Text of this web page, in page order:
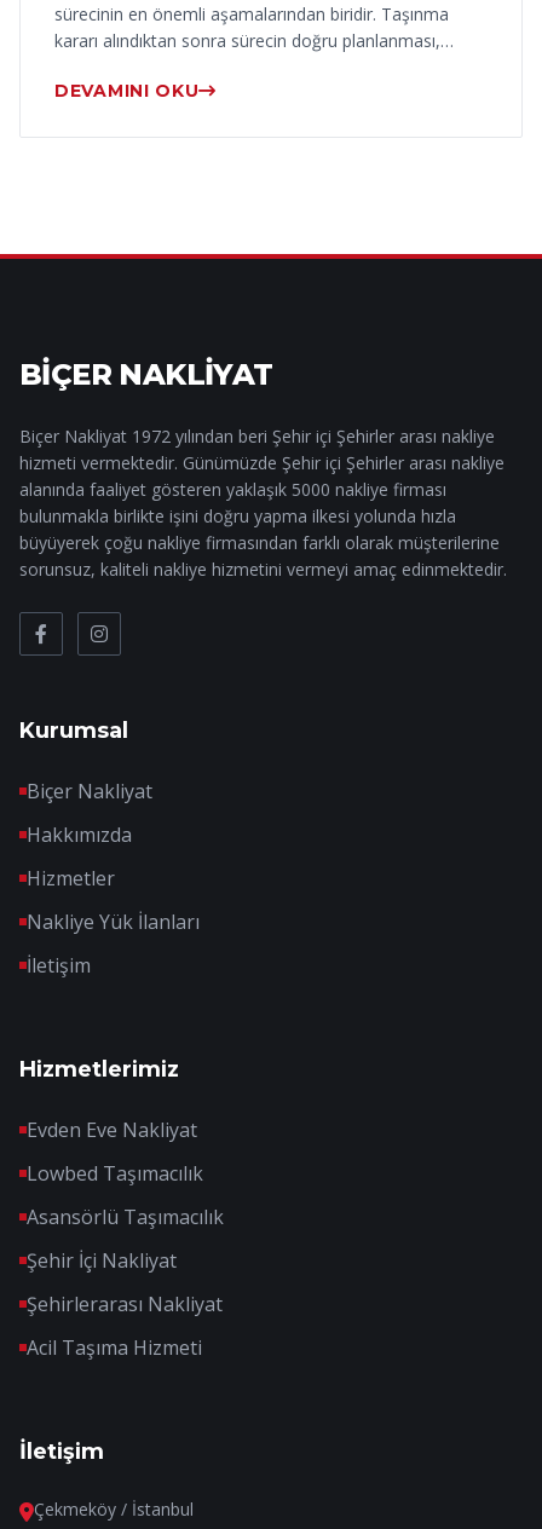
sürecinin en önemli aşamalarından biridir. Taşınma
kararı alındıktan sonra sürecin doğru planlanması,…
DEVAMINI OKU
BİÇER NAKLİYAT
Biçer Nakliyat 1972 yılından beri Şehir içi Şehirler arası nakliye
hizmeti vermektedir. Günümüzde Şehir içi Şehirler arası nakliye
alanında faaliyet gösteren yaklaşık 5000 nakliye firması
bulunmakla birlikte işini doğru yapma ilkesi yolunda hızla
büyüyerek çoğu nakliye firmasından farklı olarak müşterilerine
sorunsuz, kaliteli nakliye hizmetini vermeyi amaç edinmektedir.
Kurumsal
Biçer Nakliyat
Hakkımızda
Hizmetler
Nakliye Yük İlanları
İletişim
Hizmetlerimiz
Evden Eve Nakliyat
Lowbed Taşımacılık
Asansörlü Taşımacılık
Şehir İçi Nakliyat
Şehirlerarası Nakliyat
Acil Taşıma Hizmeti
İletişim
Çekmeköy / İstanbul